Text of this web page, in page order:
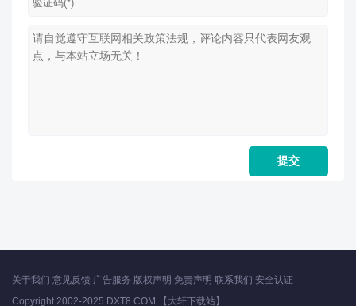
关于我们 意见反馈 广告服务 版权声明 免责声明 联系我们 安全认证
Copyright 2002-2025 DXT8.COM 【大轩下载站】